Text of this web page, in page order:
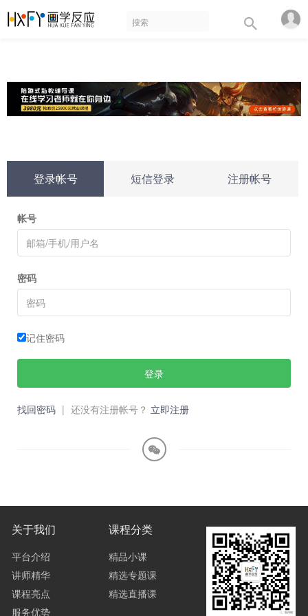
登录帐号 短信登录 注册帐号
帐号
密码
记住密码
登录
找回密码 | 还没有注册帐号？ 立即注册
关于我们
平台介绍
讲师精华
课程亮点
服务优势
课程分类
精品小课
精选专题课
精选直播课